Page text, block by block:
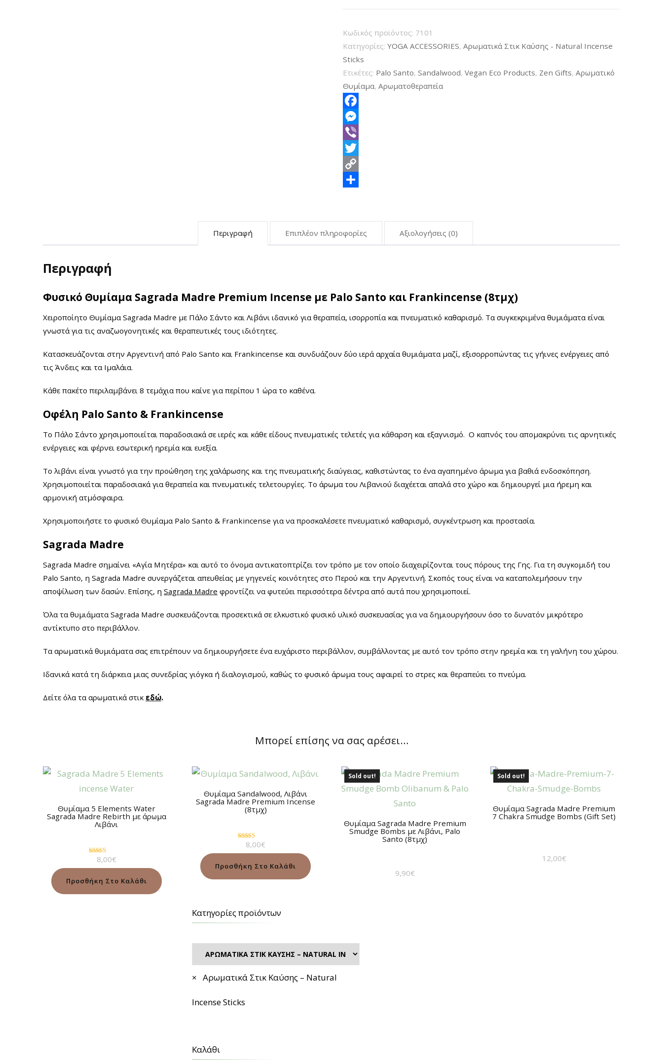
Λιβάνι
Madre
Premium
Incense
(8τμχ)
ποσότητα
Κωδικός προϊόντος: 7101
Κατηγορίες:YOGA ACCESSORIES,Αρωματικά Στικ Καύσης - Natural Incense
Sticks
Ετικέτες: Palo Santo,Sandalwood,Vegan Eco Products, Zen Gifts,Αρωματικό
Θυμίαμα,Αρωματοθεραπεία
Facebook
Messenger
Viber
Twitter
Copy
Περιγραφή Επιπλέον πληροφορίες Αξιολογήσεις (0)
Περιγραφή
Φυσικό Θυμίαμα Sagrada Madre Premium Incense με Palo Santo και Frankincense (8τμχ)
Χειροποίητο Θυμίαμα Sagrada Madre με Πάλο Σάντο και Λιβάνι ιδανικό για θεραπεία, ισορροπία και πνευματικό καθαρισμό. Τα συγκεκριμένα θυμιάματα είναι
γνωστά για τις αναζωογονητικές και θεραπευτικές τους ιδιότητες.
Κατασκευάζονται στην Αργεντινή από Palo Santo και Frankincense και συνδυάζουν δύο ιερά αρχαία θυμιάματα μαζί, εξισορροπώντας τις γήινες ενέργειες από
τις Άνδεις και τα Ιμαλάια.
Κάθε πακέτο περιλαμβάνει 8 τεμάχια που καίνε για περίπου 1 ώρα το καθένα.
Οφέλη Palo Santo & Frankincense
Το Πάλο Σάντο χρησιμοποιείται παραδοσιακά σε ιερές και κάθε είδους πνευματικές τελετές για κάθαρση και εξαγνισμό. Ο καπνός του απομακρύνει τις αρνητικές
ενέργειες και φέρνει εσωτερική ηρεμία και ευεξία.
Το λιβάνι είναι γνωστό για την προώθηση της χαλάρωσης και της πνευματικής διαύγειας, καθιστώντας το ένα αγαπημένο άρωμα για βαθιά ενδοσκόπηση.
Χρησιμοποιείται παραδοσιακά για θεραπεία και πνευματικές τελετουργίες. Το άρωμα του Λιβανιού διαχέεται απαλά στο χώρο και δημιουργεί μια ήρεμη και
αρμονική ατμόσφαιρα.
Χρησιμοποιήστε το φυσικό Θυμίαμα Palo Santo & Frankincense για να προσκαλέσετε πνευματικό καθαρισμό, συγκέντρωση και προστασία.
Sagrada Madre
Sagrada Madre σημαίνει «Αγία Μητέρα» και αυτό το όνομα αντικατοπτρίζει τον τρόπο με τον οποίο διαχειρίζονται τους πόρους της Γης. Για τη συγκομιδή του
Palo Santo, η Sagrada Madre συνεργάζεται απευθείας με γηγενείς κοινότητες στο Περού και την Αργεντινή. Σκοπός τους είναι να καταπολεμήσουν την
αποψίλωση των δασών. Επίσης, η Sagrada Madre φροντίζει να φυτεύει περισσότερα δέντρα από αυτά που χρησιμοποιεί.
Όλα τα θυμιάματα Sagrada Madre συσκευάζονται προσεκτικά σε ελκυστικό φυσικό υλικό συσκευασίας για να δημιουργήσουν όσο το δυνατόν μικρότερο
αντίκτυπο στο περιβάλλον.
Τα αρωματικά θυμιάματα σας επιτρέπουν να δημιουργήσετε ένα ευχάριστο περιβάλλον, συμβάλλοντας με αυτό τον τρόπο στην ηρεμία και τη γαλήνη του χώρου.
Ιδανικά κατά τη διάρκεια μιας συνεδρίας γιόγκα ή διαλογισμού, καθώς το φυσικό άρωμα τους αφαιρεί το στρες και θεραπεύει το πνεύμα.
Δείτε όλα τα αρωματικά στικ εδώ.
Μπορεί επίσης να σας αρέσει…
Θυμίαμα 5 Elements Water
Sagrada Madre Rebirth με άρωμα
Λιβάνι
Βαθμολογήθηκε
με
από 5
8,00€
Προσθήκη Στο Καλάθι
Θυμίαμα Sandalwood, Λιβάνι
Sagrada Madre Premium Incense
(8τμχ)
Βαθμολογήθηκε
με
από 5
8,00€
Προσθήκη Στο Καλάθι
Sold out!
Θυμίαμα Sagrada Madre Premium
Smudge Bombs με Λιβάνι, Palo
Santo (8τμχ)
9,90€
Sold out!
Θυμίαμα Sagrada Madre Premium
7 Chakra Smudge Bombs (Gift Set)
12,00€
Κατηγορίες προϊόντων
× Αρωματικά Στικ Καύσης – Natural
Incense Sticks
Καλάθι